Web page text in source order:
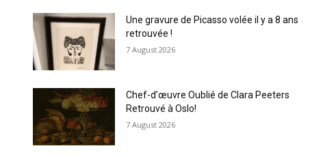
Une gravure de Picasso volée il y a 8 ans
retrouvée !
7 August 2026
Chef-d’œuvre Oublié de Clara Peeters
Retrouvé à Oslo!
7 August 2026